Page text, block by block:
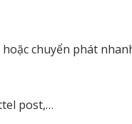
chuyển phát
post,…